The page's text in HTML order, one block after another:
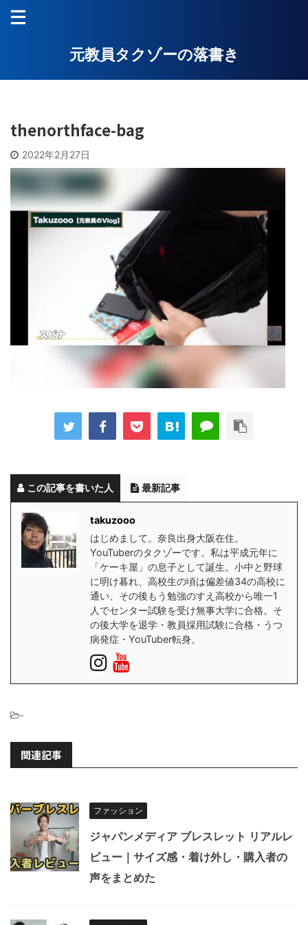
元教員タクゾーの落書き
thenorthface-bag
2022年2月27日
この記事を書いた人 最新記事
takuzooo
はじめまして。奈良出身大阪在住。
YouTuberのタクゾーです。私は平成元年に
「ケーキ屋」の息子として誕生。小中と野球
に明け暮れ、高校生の頃は偏差値34の高校に
通い、その後もう勉強のすえ高校から唯一1
人でセンター試験を受け無事大学に合格。そ
の後大学を退学・教員採用試験に合格・うつ
病発症・YouTuber転身。
-
関連記事
ファッション
ジャパンメディア ブレスレット リアルレ
ビュー｜サイズ感・着け外し・購入者の
声をまとめた